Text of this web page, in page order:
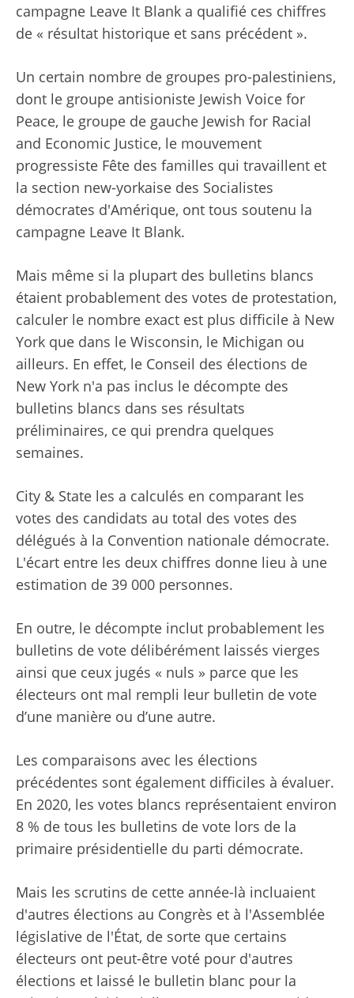
campagne Leave It Blank a qualifié ces chiffres
de « résultat historique et sans précédent ».
Un certain nombre de groupes pro-palestiniens,
dont le groupe antisioniste Jewish Voice for
Peace, le groupe de gauche Jewish for Racial
and Economic Justice, le mouvement
progressiste Fête des familles qui travaillent et
la section new-yorkaise des Socialistes
démocrates d'Amérique, ont tous soutenu la
campagne Leave It Blank.
Mais même si la plupart des bulletins blancs
étaient probablement des votes de protestation,
calculer le nombre exact est plus difficile à New
York que dans le Wisconsin, le Michigan ou
ailleurs. En effet, le Conseil des élections de
New York n'a pas inclus le décompte des
bulletins blancs dans ses résultats
préliminaires, ce qui prendra quelques
semaines.
City & State les a calculés en comparant les
votes des candidats au total des votes des
délégués à la Convention nationale démocrate.
L'écart entre les deux chiffres donne lieu à une
estimation de 39 000 personnes.
En outre, le décompte inclut probablement les
bulletins de vote délibérément laissés vierges
ainsi que ceux jugés « nuls » parce que les
électeurs ont mal rempli leur bulletin de vote
d’une manière ou d’une autre.
Les comparaisons avec les élections
précédentes sont également difficiles à évaluer.
En 2020, les votes blancs représentaient environ
8 % de tous les bulletins de vote lors de la
primaire présidentielle du parti démocrate.
Mais les scrutins de cette année-là incluaient
d'autres élections au Congrès et à l'Assemblée
législative de l'État, de sorte que certains
électeurs ont peut-être voté pour d'autres
élections et laissé le bulletin blanc pour la